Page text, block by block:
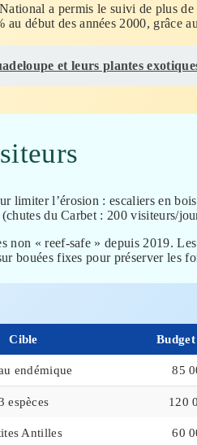
a permis le suivi de plus de
au début des années 2000, grâce
et leurs plantes
limiter l’érosion : escaliers en
du Carbet : 200 visiteurs/
non « reef-safe » depuis 2019.
bouées fixes pour préserver les
Cible
endémique 85
espèces 120
Antilles 60